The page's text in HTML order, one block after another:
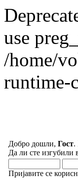
use
/home/
runtime-
Добро дошли, Гост.
Да ли сте изгубили
Пријавите се